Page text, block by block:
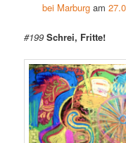
bei Marburgam
#199 Schrei, Fritte!